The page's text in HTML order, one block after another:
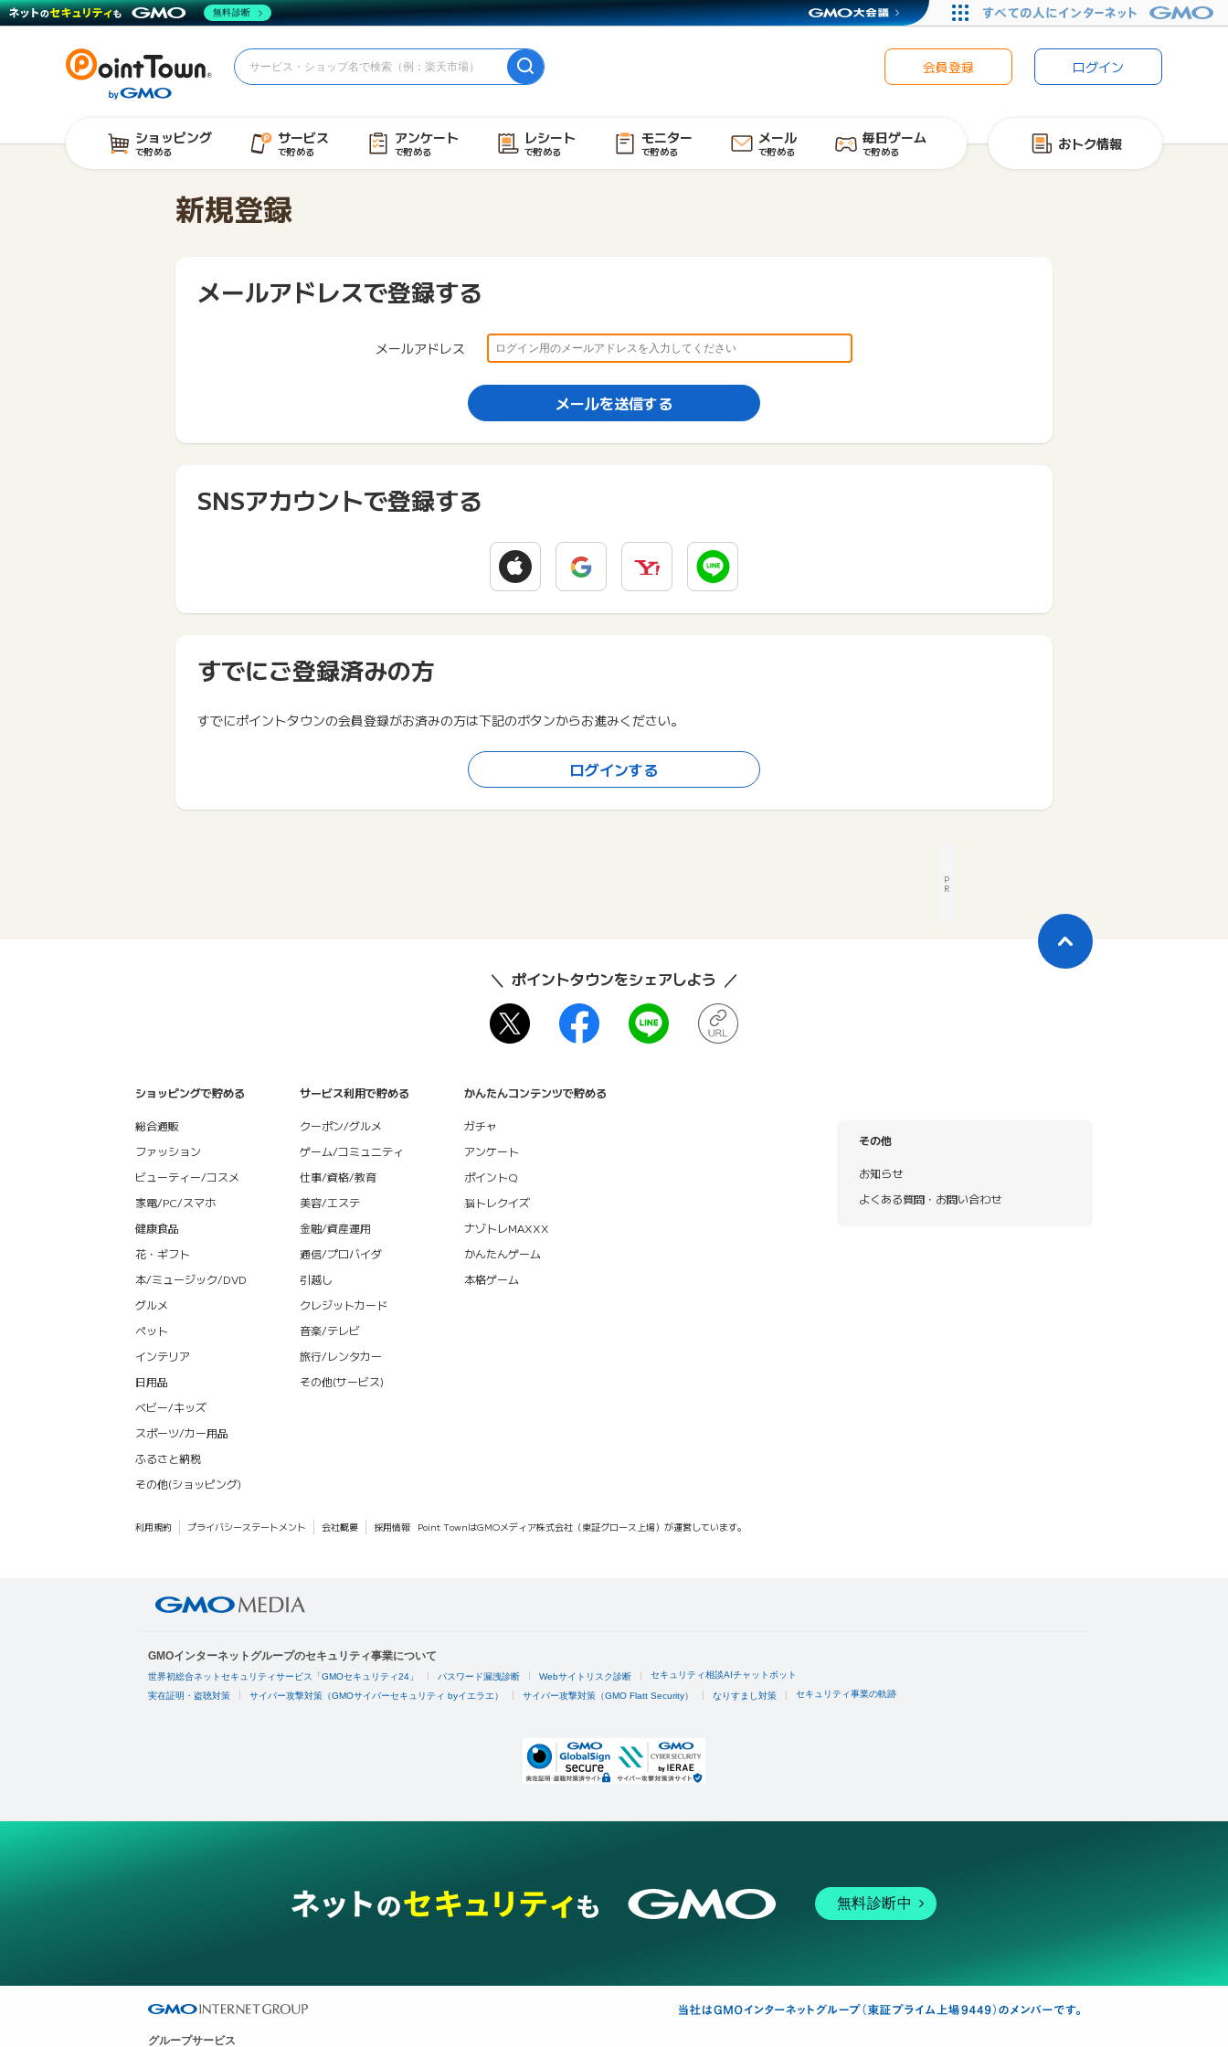
会員登録 ログイン
ショッピング
で貯める
サービス
で貯める
アンケート
で貯める
レシート
で貯める
モニター
で貯める
メール
で貯める
毎日ゲーム
で貯める おトク情報
新規登録
メールアドレスで登録する
メールアドレス
メールを送信する
SNSアカウントで登録する
すでにご登録済みの方
すでにポイントタウンの会員登録がお済みの方は下記のボタンからお進みください。
ログインする
P
R
ポイントタウンをシェアしよう
ショッピングで貯める
総合通販
ファッション
ビューティー/コスメ
家電/PC/スマホ
健康食品
花・ギフト
本/ミュージック/DVD
グルメ
ペット
インテリア
日用品
ベビー/キッズ
スポーツ/カー用品
ふるさと納税
その他(ショッピング)
サービス利用で貯める
クーポン/グルメ
ゲーム/コミュニティ
仕事/資格/教育
美容/エステ
金融/資産運用
通信/プロバイダ
引越し
クレジットカード
音楽/テレビ
旅行/レンタカー
その他(サービス)
かんたんコンテンツで貯める
ガチャ
アンケート
ポイントQ
脳トレクイズ
ナゾトレMAXXX
かんたんゲーム
本格ゲーム
その他
お知らせ
よくある質問・お問い合わせ
利用規約 プライバシーステートメント 会社概要 採用情報 Point TownはGMOメディア株式会社（東証グロース上場）が運営しています。
GMOインターネットグループのセキュリティ事業について
世界初総合ネットセキュリティサービス「GMOセキュリティ24」 パスワード漏洩診断 Webサイトリスク診断 セキュリティ相談AIチャットボット
実在証明・盗聴対策 サイバー攻撃対策（GMOサイバーセキュリティ byイエラエ） サイバー攻撃対策（GMO Flatt Security） なりすまし対策 セキュリティ事業の軌跡
無料診断中
グループサービス
無料診断